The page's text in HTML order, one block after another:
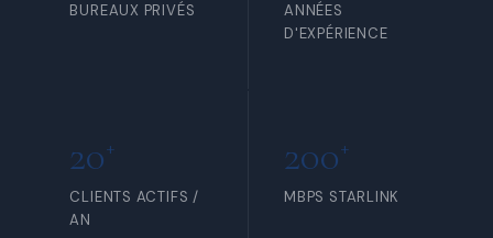
BUREAUX PRIVÉS
ANNÉES
D'EXPÉRIENCE
20+
CLIENTS ACTIFS /
AN
200+
MBPS STARLINK